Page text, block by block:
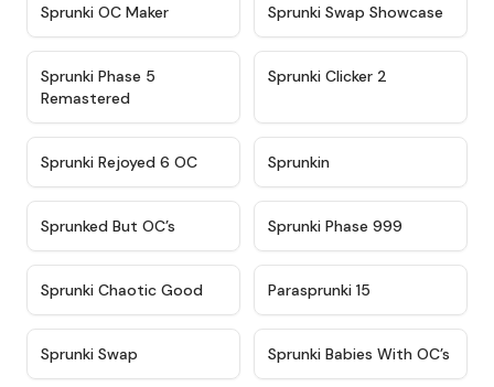
Sprunki OC Maker ★ 4.6
Sprunki Swap Showcase
Sprunki Phase 5
Remastered
Sprunki Clicker 2
★ 4.4
Sprunki Rejoyed 6 OC Sprunkin
Sprunked But OC’s Sprunki Phase 999
★ 4.7
Sprunki Chaotic Good Parasprunki 15
Sprunki Swap ★ 4.8
Sprunki Babies With OC’s